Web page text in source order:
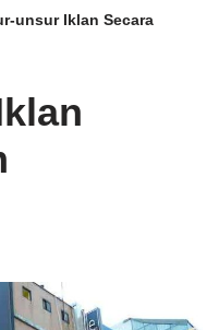
unsur Iklan Secara